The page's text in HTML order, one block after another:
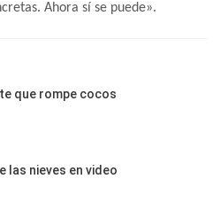
Ahora sí se puede».
que rompe cocos
las nieves en video